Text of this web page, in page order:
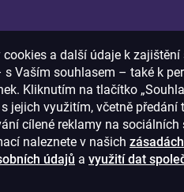
a další údaje k zajištění
Vaším souhlasem – také k
Kliknutím na tlačítko
jejich využitím, včetně předání
cílené reklamy na
naleznete v našich
údajů a využití dat